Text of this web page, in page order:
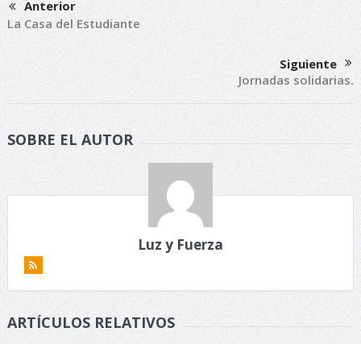
Anterior
La Casa del Estudiante
Siguiente
Jornadas solidarias.
SOBRE EL AUTOR
Luz y Fuerza
ARTÍCULOS RELATIVOS